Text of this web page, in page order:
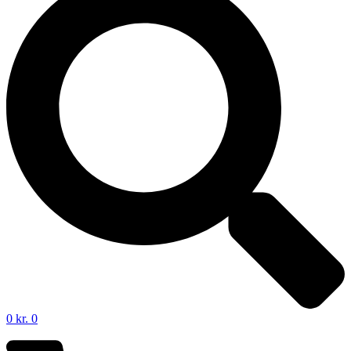
0 kr. 0